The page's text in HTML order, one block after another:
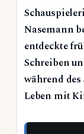
Nasemann
entdeckte
Schreiben
während des
Leben mit